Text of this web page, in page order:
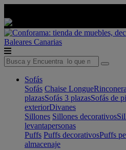
Baleares Canarias
Sofás
Sofás Chaise Longue
plazasSofás 3 plazasSofás de
exteriorDivanes
Sillones Sillones decorativos
levantapersonas
Puffs Puffs decorativosPuffs
almacenaje